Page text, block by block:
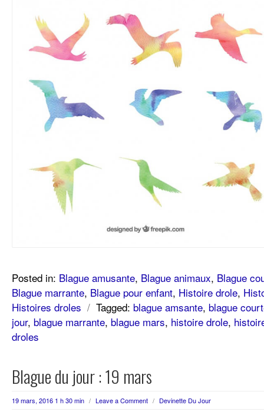
Posted in: Blague amusante, Blague animaux, Blague
Blague marrante, Blague pour enfant, Histoire drole,
Histoires droles / Tagged: blague amsante, blague
jour, blague marrante, blague mars, histoire drole,
droles
Blague du jour : 19 mars
19 mars, 2016 1 h 30 min / Leave a Comment / Devinette Du Jour